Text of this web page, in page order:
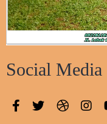
Social Media